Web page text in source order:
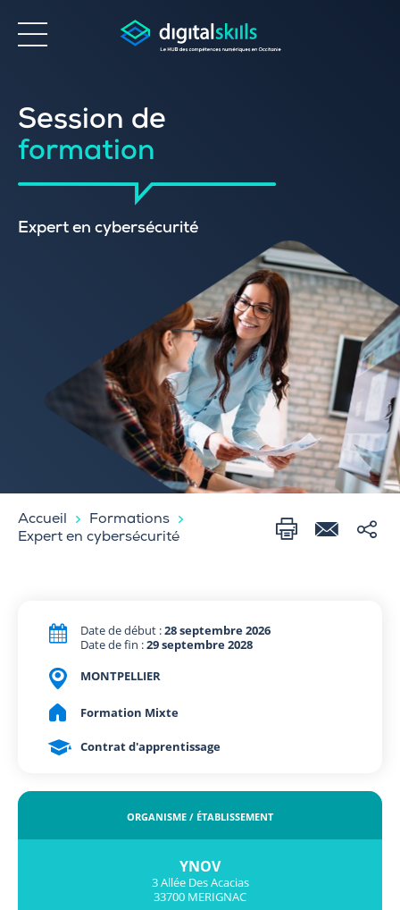
Accessibilité
Session de
formation
Expert en cybersécurité
Accueil
Formations
Expert en cybersécurité
Date de début :28 septembre 2026
Date de fin :29 septembre 2028
MONTPELLIER
Formation Mixte
Contrat d'apprentissage
ORGANISME / ÉTABLISSEMENT
YNOV
3 Allée Des Acacias
33700 MERIGNAC